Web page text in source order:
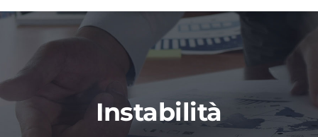
CHI SIAMO
Instabilità